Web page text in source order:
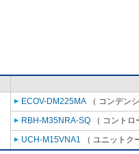
ECOV-DM225MA （ コンデン
RBH-M35NRA-SQ （ コント
UCH-M15VNA1 （ ユニットク